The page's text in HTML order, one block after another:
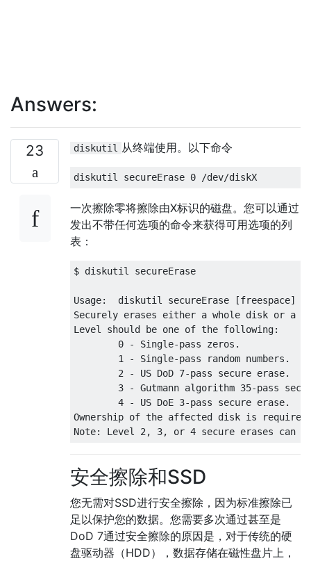
Answers:
23 diskutil 从终端使用。以下命令
一次擦除零将擦除由X标识的磁盘。您可以通过
发出不带任何选项的命令来获得可用选项的列
表：
$ diskutil secureErase
Usage:  diskutil secureErase [freespace]
Securely erases either a whole disk or a
Level should be one of the following:
        0 - Single-pass zeros.
        1 - Single-pass random numbers.
        2 - US DoD 7-pass secure erase.
3 - Gutmann algorithm 35-pass
        4 - US DoE 3-pass secure erase.
Ownership of the affected disk is
安全擦除和SSD
您无需对SSD进行安全擦除，因为标准擦除已
足以保护您的数据。您需要多次通过甚至是
DoD 7通过安全擦除的原因是，对于传统的硬
盘驱动器（HDD），数据存储在磁性盘片上，